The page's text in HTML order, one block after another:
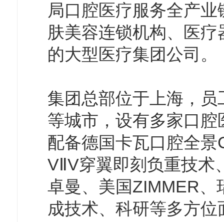
局口腔医疗服务全产
肤美容连锁机构、医
的大型医疗集团公司。
集团总部位于上海，
等城市，设有多家口
配备德国卡瓦口腔全
VⅡV穿翼即刻负重技术
卓曼、美国ZIMMER
成技术、科研等多方位